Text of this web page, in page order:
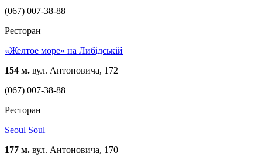
(067) 007-38-88
Ресторан
«Желтое море» на Либідській
154 м. вул. Антоновича, 172
(067) 007-38-88
Ресторан
Seoul Soul
177 м. вул. Антоновича, 170